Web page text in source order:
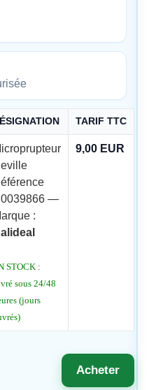
TARIF TTC
—
:
STOCK :
sous 24/48
(jours
9,00 EUR
Acheter